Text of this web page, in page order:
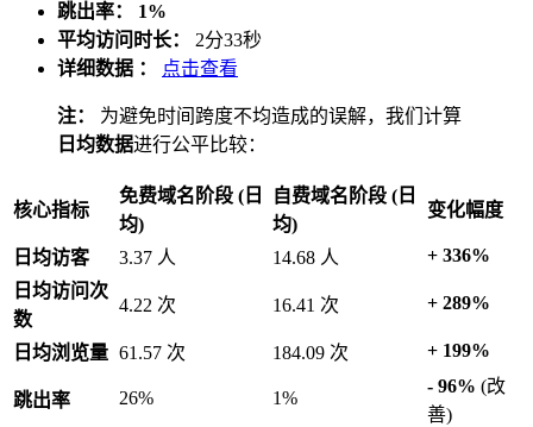
跳出率：
1%
平均访问时长：
2分33秒
详细数据 ：
点击查看
注：
为避免时间跨度不均造成的误解，我们计算
日均数据进行公平比较：
核心指标
免费域名阶段 (日
均)
自费域名阶段 (日
均)
变化幅度
日均访客 3.37 人 14.68 人
+ 336%
日均访问次
数
4.22 次 16.41 次 + 289%
日均浏览量 61.57 次 184.09 次 + 199%
跳出率 26% 1%
- 96% (改
善)